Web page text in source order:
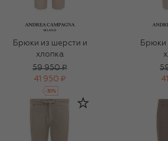
Брюки из шерсти и
хлопка
59 950 ₽
41 950 ₽
-30%
Брюки